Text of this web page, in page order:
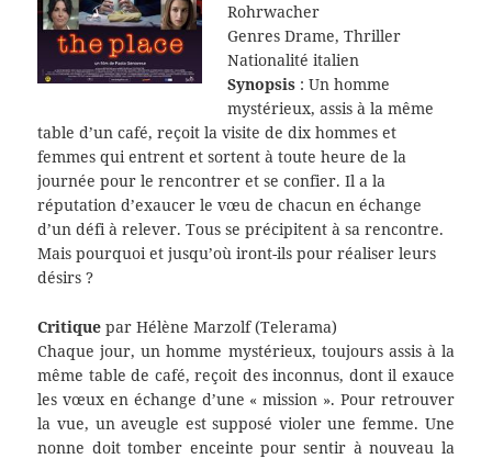
Rohrwacher
Genres Drame, Thriller
Nationalité italien
Synopsis: Un homme
mystérieux, assis à la même
table d’un café, reçoit la visite de dix hommes et
femmes qui entrent et sortent à toute heure de la
journée pour le rencontrer et se confier. Il a la
réputation d’exaucer le vœu de chacun en échange
d’un défi à relever. Tous se précipitent à sa rencontre.
Mais pourquoi et jusqu’où iront-ils pour réaliser leurs
désirs ?
Critique par Hélène Marzolf (Telerama)
Chaque jour, un homme mystérieux, toujours assis à la
même table de café, reçoit des inconnus, dont il exauce
les vœux en échange d’une « mission ». Pour retrouver
la vue, un aveugle est supposé violer une femme. Une
nonne doit tomber enceinte pour sentir à nouveau la